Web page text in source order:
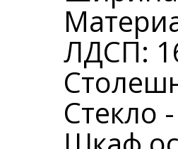
ЛДСП:
Стекло